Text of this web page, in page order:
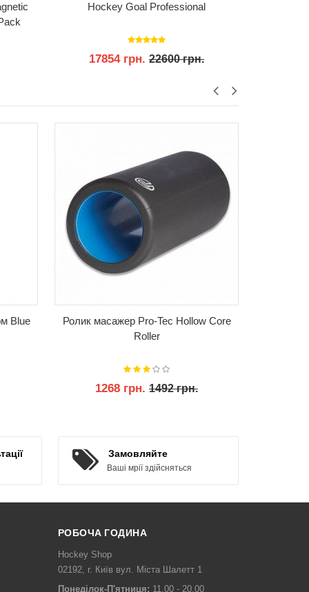
Hockey Goal Professional
17854 грн. 22600 грн.
Blue
Ролик масажер Pro-Tec Hollow Core
Roller
1268 грн. 1492 грн.
Замовляйте
Ваші мрії здійсняться
РОБОЧА ГОДИНА
Hockey Shop
02192, г. Київ вул. Міста Шалетт 1
Понеділок-П'ятниця: 11.00 - 20.00